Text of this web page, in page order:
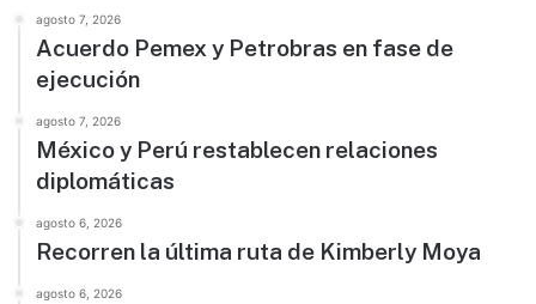
agosto 7, 2026
Acuerdo Pemex y Petrobras en fase de
ejecución
agosto 7, 2026
México y Perú restablecen relaciones
diplomáticas
agosto 6, 2026
Recorren la última ruta de Kimberly Moya
agosto 6, 2026